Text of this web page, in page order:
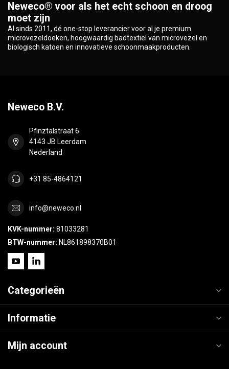
Neweco® voor als het echt schoon en droog
moet zijn
Al sinds 2011, dé one-stop leverancier voor al je premium
microvezeldoeken, hoogwaardig badtextiel van microvezel en
biologisch katoen en innovatieve schoonmaakproducten.
Neweco B.V.
Pfinztalstraat 6
4143 JB Leerdam
Nederland
+31 85-4864121
info@neweco.nl
KVK-nummer: 81033281
BTW-nummer: NL861898370B01
Categorieën
Informatie
Mijn account